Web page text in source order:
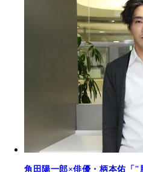
角田陽一郎×俳優・柄本佑「